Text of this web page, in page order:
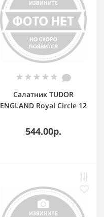
Салатник TUDOR
ENGLAND Royal Circle 12
544.00р.